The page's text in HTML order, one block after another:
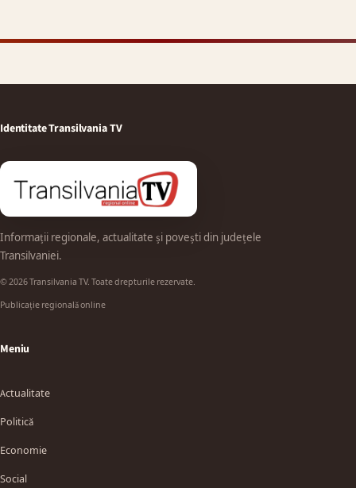
Identitate Transilvania TV
Informații regionale, actualitate și povești din județele
Transilvaniei.
© 2026 Transilvania TV. Toate drepturile rezervate.
Publicație regională online
Meniu
Actualitate
Politică
Economie
Social